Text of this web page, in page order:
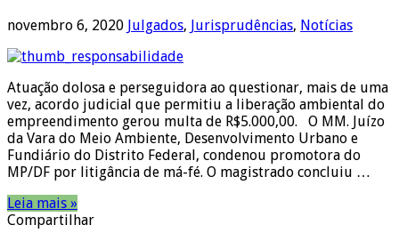
novembro 6, 2020 Julgados, Jurisprudências, Notícias
Atuação dolosa e perseguidora ao questionar, mais de uma
vez, acordo judicial que permitiu a liberação ambiental do
empreendimento gerou multa de R$5.000,00. O MM. Juízo
da Vara do Meio Ambiente, Desenvolvimento Urbano e
Fundiário do Distrito Federal, condenou promotora do
MP/DF por litigância de má-fé. O magistrado concluiu …
Leia mais »
Compartilhar